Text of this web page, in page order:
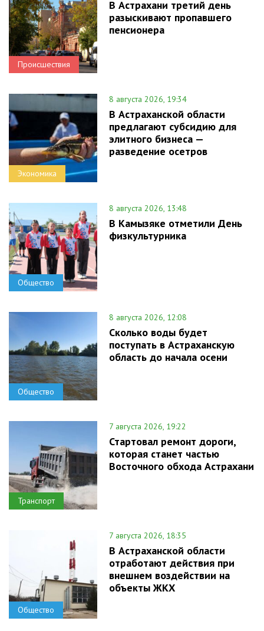
Происшествия
В Астрахани третий день
разыскивают пропавшего
пенсионера
Экономика
8 августа 2026, 19:34
В Астраханской области
предлагают субсидию для
элитного бизнеса —
разведение осетров
Общество
8 августа 2026, 13:48
В Камызяке отметили День
физкультурника
Общество
8 августа 2026, 12:08
Сколько воды будет
поступать в Астраханскую
область до начала осени
Транспорт
7 августа 2026, 19:22
Стартовал ремонт дороги,
которая станет частью
Восточного обхода Астрахани
Общество
7 августа 2026, 18:35
В Астраханской области
отработают действия при
внешнем воздействии на
объекты ЖКХ